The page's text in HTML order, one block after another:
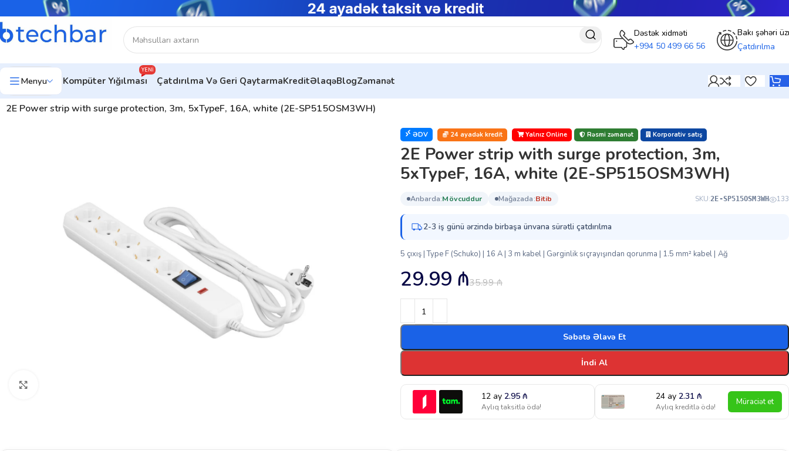
Dəstək xidməti
+994 50 499 66 56
Bakı şəhəri
Çatdırılma
Menyu Kompüter Yığılması
YENI
Çatdırılma Və Geri QaytarmaKreditƏlaqəBlogZəmanət
Ev Ev üçün texnologiya
2E Power strip with surge protection, 3m, 5xTypeF, 16A, white (2E-SP515OSM3WH)
ƏDV 24 ayadək kredit Yalnız Online Rəsmi zəmanət Korporativ satış
2E Power strip with surge protection, 3m,
5xTypeF, 16A, white (2E-SP515OSM3WH)
anbarda: mövcuddur mağazada: bi̇ti̇b SKU:2E-SP515OSM3WH 133
2-3 iş günü ərzində birbaşa ünvana sürətli çatdırılma
5 çıxış | Type F (Schuko) | 16 A | 3 m kabel | Gərginlik sıçrayışından qorunma | 1.5 mm² kabel | Ağ
35.99₼
29.99 ₼
Səbətə Əlavə Et
İndi Al
12 ay2.95₼
Aylıq taksitlə ödə!
24 ay2.31₼
Aylıq kreditlə ödə! Müraciət et